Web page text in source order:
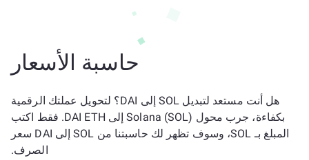
حاسبة الأسعار
هل أنت مستعد لتبديل SOL إلى DAI؟ لتحويل عملتك الرقمية
بكفاءة، جرب محول Solana (SOL) إلى DAI ETH. فقط اكتب
المبلغ بـ SOL، وسوف تظهر لك حاسبتنا من SOL إلى DAI سعر
الصرف.